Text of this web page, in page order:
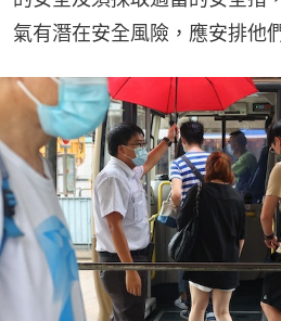
氣有潛在安全風險，應安排他